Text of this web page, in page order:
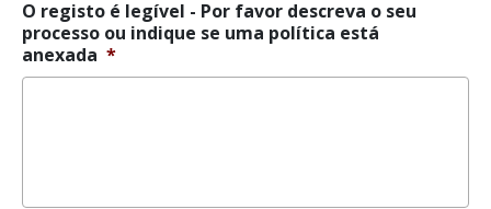
O registo é legível - Por favor descreva o seu
processo ou indique se uma política está
anexada *